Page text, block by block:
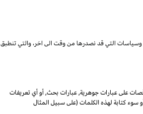
وسياسات التي قد نصدرها من وقت الى اخر،والتي تنطبق
على عبارات جوهرية, عبارات بحث, أو أي تعريفات
سوء كتابة لهذه الكلمات (على سبيل المثال